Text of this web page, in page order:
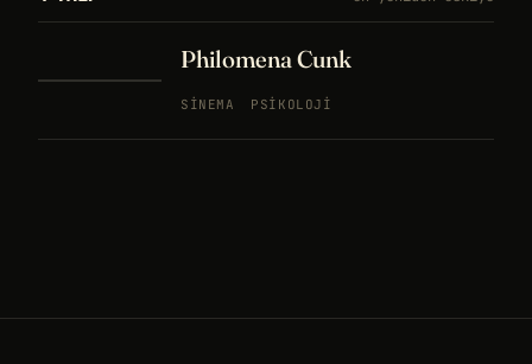
Philomena Cunk
SINEMA PSIKOLOJI